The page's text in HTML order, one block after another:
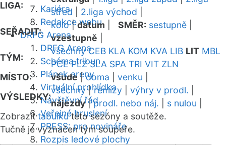
Kariéra
Redakce webu
DRFG Arena
DRFG Arena
Schéma tribun
Plánek areny
Virtuální prohlídka
Návštěvní řád
Veřejné bruslení
PRESS: pro novináře
Rozpis ledové plochy
LIGA:
střed
2.liga východ
SEŘADIT:
kolo|datum SMĚR: sestupně
vzestupně
TÝM:
všechny CEB KLA KOM KVA LIB LIT MBL
PCE PLZ SLA SPA TRI VIT ZLN
MÍSTO:
všude|doma venku
VÝSLEDKY:
všechny|remízy výhry v prodl.
nájezdy|prodl. nebo náj. s nulou
Zobrazittabulkutéto sezóny a soutěže.
Tučně je vyznačen tým soupeře.